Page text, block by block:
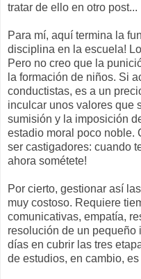
tratar de ello en otro post...
Para mí, aquí termina la
disciplina en la escuela!
Pero no creo que la
la formación de niños. Si
conductistas, es a un
inculcar unos valores que
sumisión y la imposición
estadio moral poco noble.
ser castigadores: cuando
ahora sométete!
Por cierto, gestionar así
muy costoso. Requiere
comunicativas, empatía,
resolución de un pequeño
días en cubrir las tres
de estudios, en cambio,